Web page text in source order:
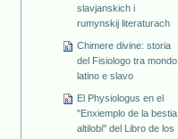
slavjanskich i
rumynskij literaturach
Chimere divine: storia
del Fisiologo tra mondo
latino e slavo
El Physiologus en el
"Enxiemplo de la bestia
altilobi" del Libro de los